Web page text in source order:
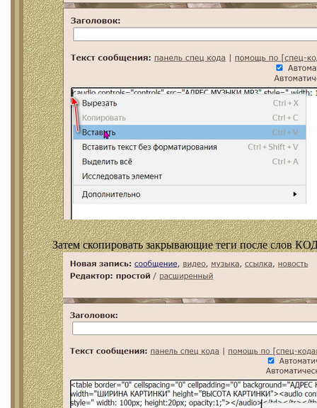
Затем скопировать закрывающие теги после слов